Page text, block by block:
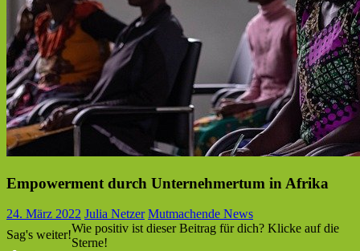
Empowerment durch Unternehmertum in Afrika
24. März 2022 Julia Netzer Mutmachende News
Sag's weiter!Wie positiv ist dieser Beitrag für dich? Klicke auf die
Sterne!